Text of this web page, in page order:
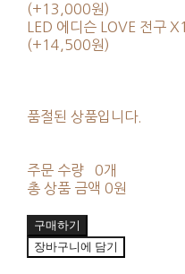
(+13,000원)
LED 에디슨 LOVE 전구 X1
(+14,500원)
품절된 상품입니다.
주문 수량
0개
총 상품 금액 0원
구매하기
장바구니에 담기